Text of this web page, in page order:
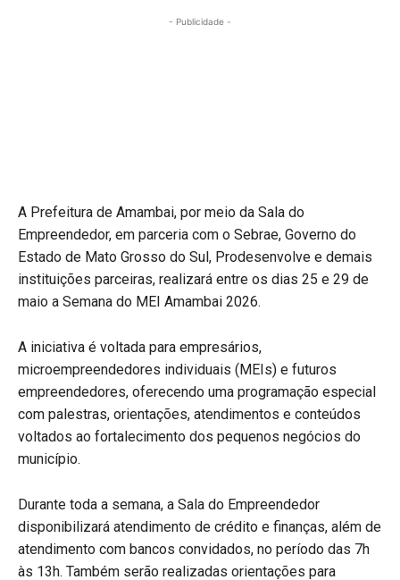
- Publicidade -
A Prefeitura de Amambai, por meio da Sala do
Empreendedor, em parceria com o Sebrae, Governo do
Estado de Mato Grosso do Sul, Prodesenvolve e demais
instituições parceiras, realizará entre os dias 25 e 29 de
maio a Semana do MEI Amambai 2026.
A iniciativa é voltada para empresários,
microempreendedores individuais (MEIs) e futuros
empreendedores, oferecendo uma programação especial
com palestras, orientações, atendimentos e conteúdos
voltados ao fortalecimento dos pequenos negócios do
município.
Durante toda a semana, a Sala do Empreendedor
disponibilizará atendimento de crédito e finanças, além de
atendimento com bancos convidados, no período das 7h
às 13h. Também serão realizadas orientações para